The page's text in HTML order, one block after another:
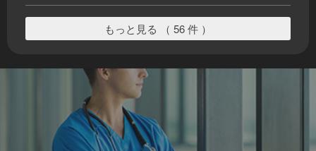
もっと見る （ 56 件 ）